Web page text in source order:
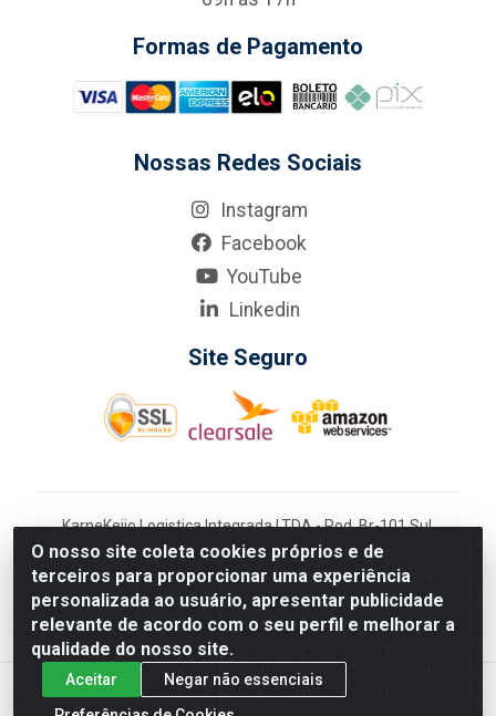
O nosso site coleta cookies próprios e de
terceiros para proporcionar uma experiência
personalizada ao usuário, apresentar publicidade
relevante de acordo com o seu perfil e melhorar a
qualidade do nosso site.
Aceitar
Negar não essenciais
Formas de Pagamento
Nossas Redes Sociais
Instagram
Facebook
YouTube
Linkedin
Site Seguro
KarneKeijo Logistica Integrada LTDA - Rod. Br-101 Sul,
nº3700 - Barro, Recife/PE, 50900-400 CNPJ:
24.150.377/0001-95
Estados atendidos pela KarneKeijo: PE, PB e RN.